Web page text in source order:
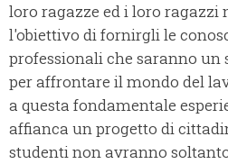
loro ragazze ed i loro ragazzi
l'obiettivo di fornirgli le
professionali che saranno un
per affrontare il mondo del
a questa fondamentale
affianca un progetto di
studenti non avranno